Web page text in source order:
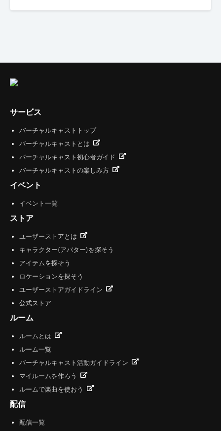
サービス
バーチャルキャストトップ
バーチャルキャストとは
バーチャルキャスト初心者ガイド
バーチャルキャストの楽しみ方
イベント
イベント一覧
ストア
ユーザーストアとは
キャラクター(アバター)を探そう
アイテムを探そう
ロケーションを探そう
ユーザーストアガイドライン
公式ストア
ルーム
ルームとは
ルーム一覧
バーチャルキャスト活動ガイドライン
マイルームを作ろう
ルームで楽曲を使おう
配信
配信一覧